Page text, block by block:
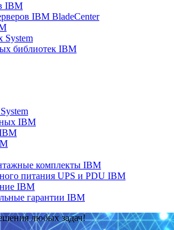
IBM
IBM BladeCenter
System
библиотек IBM
IBM
комплекты IBM
питания UPS и PDU IBM
IBM
гарантии IBM
любых задач!